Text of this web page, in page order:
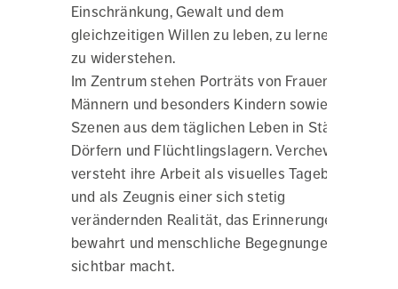
Einschränkung, Gewalt und dem
gleichzeitigen Willen zu leben, zu lernen und
zu widerstehen.
Im Zentrum stehen Porträts von Frauen,
Männern und besonders Kindern sowie
Szenen aus dem täglichen Leben in Städten,
Dörfern und Flüchtlingslagern. Vercheval
versteht ihre Arbeit als visuelles Tagebuch
und als Zeugnis einer sich stetig
verändernden Realität, das Erinnerungen
bewahrt und menschliche Begegnungen
sichtbar macht.